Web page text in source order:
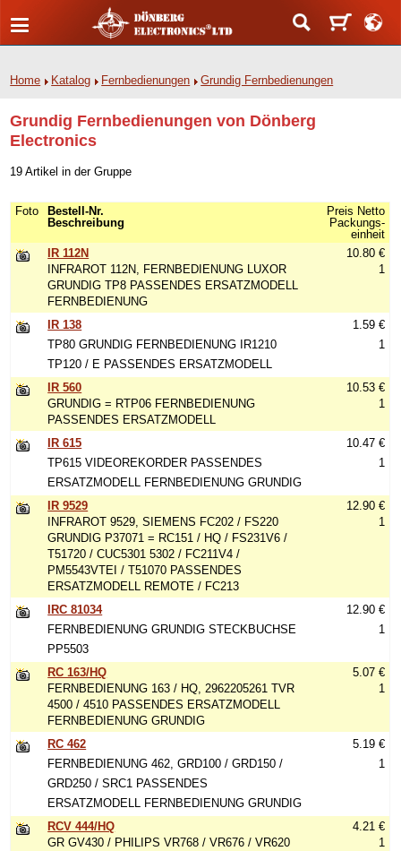
Home Katalog Fernbedienungen Grundig Fernbedienungen
Grundig Fernbedienungen von Dönberg
Electronics
19 Artikel in der Gruppe
Foto
Bestell-Nr.
Beschreibung
Preis Netto
Packungs-
einheit
IR 112N
INFRAROT 112N, FERNBEDIENUNG LUXOR
GRUNDIG TP8 PASSENDES ERSATZMODELL
FERNBEDIENUNG
10.80 €
1
IR 138
TP80 GRUNDIG FERNBEDIENUNG IR1210
TP120 / E PASSENDES ERSATZMODELL
1.59 €
1
IR 560
GRUNDIG = RTP06 FERNBEDIENUNG
PASSENDES ERSATZMODELL
10.53 €
1
IR 615
TP615 VIDEOREKORDER PASSENDES
ERSATZMODELL FERNBEDIENUNG GRUNDIG
10.47 €
1
IR 9529
INFRAROT 9529, SIEMENS FC202 / FS220
GRUNDIG P37071 = RC151 / HQ / FS231V6 /
T51720 / CUC5301 5302 / FC211V4 /
PM5543VTEI / T51070 PASSENDES
ERSATZMODELL REMOTE / FC213
12.90 €
1
IRC 81034
FERNBEDIENUNG GRUNDIG STECKBUCHSE
PP5503
12.90 €
1
RC 163/HQ
FERNBEDIENUNG 163 / HQ, 2962205261 TVR
4500 / 4510 PASSENDES ERSATZMODELL
FERNBEDIENUNG GRUNDIG
5.07 €
1
RC 462
FERNBEDIENUNG 462, GRD100 / GRD150 /
GRD250 / SRC1 PASSENDES
ERSATZMODELL FERNBEDIENUNG GRUNDIG
5.19 €
1
RCV 444/HQ
GR GV430 / PHILIPS VR768 / VR676 / VR620
4.21 €
1